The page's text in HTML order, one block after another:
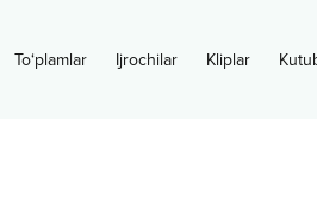
To‘plamlar Ijrochilar Kliplar